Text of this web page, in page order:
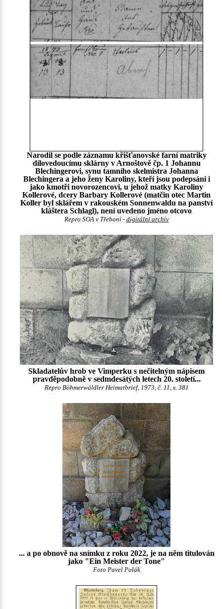
Narodil se podle záznamu křišťanovské farní matriky
dílovedoucímu sklárny v Arnoštově čp. 1 Johannu
Blechingerovi, synu tamního skelmistra Johanna
Blechingera a jeho ženy Karoliny, kteří jsou podepsáni i
jako kmotři novorozencovi, u jehož matky Karoliny
Kollerové, dcery Barbary Kollerové (matčin otec Martin
Koller byl sklářem v rakouském Sonnenwaldu na panství
kláštera Schlagl), není uvedeno jméno otcovo
Repro SOA v Třeboni - digitální archiv
Skladatelův hrob ve Vimperku s nečitelným nápisem
pravděpodobně v sedmdesátých letech 20. století...
Repro Böhmerwäldler Heimatbrief, 1973, č. 11, s. 381
... a po obnově na snímku z roku 2022, je na něm titulován
jako "Ein Meister der Tone"
Foto Pavel Polák